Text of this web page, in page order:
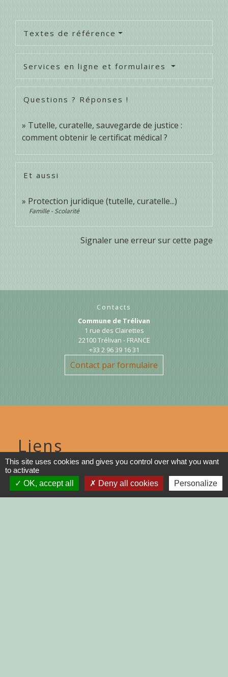
Textes de référence
Services en ligne et formulaires
Questions ? Réponses !
Tutelle, curatelle, sauvegarde de justice :
comment obtenir le certificat médical ?
Et aussi
Protection juridique (tutelle, curatelle...)
Famille - Scolarité
Signaler une erreur sur cette page
Contacts
Commune de Trélivan
1 rue des Clairettes
22100 Trélivan - FRANCE
+33 2 96 39 16 31
Contact par formulaire
Liens
DINAN AGGLO
CINEMAS DINAN
This site uses cookies and gives you control over what you want
to activate
OK, accept all
Deny all cookies Personalize